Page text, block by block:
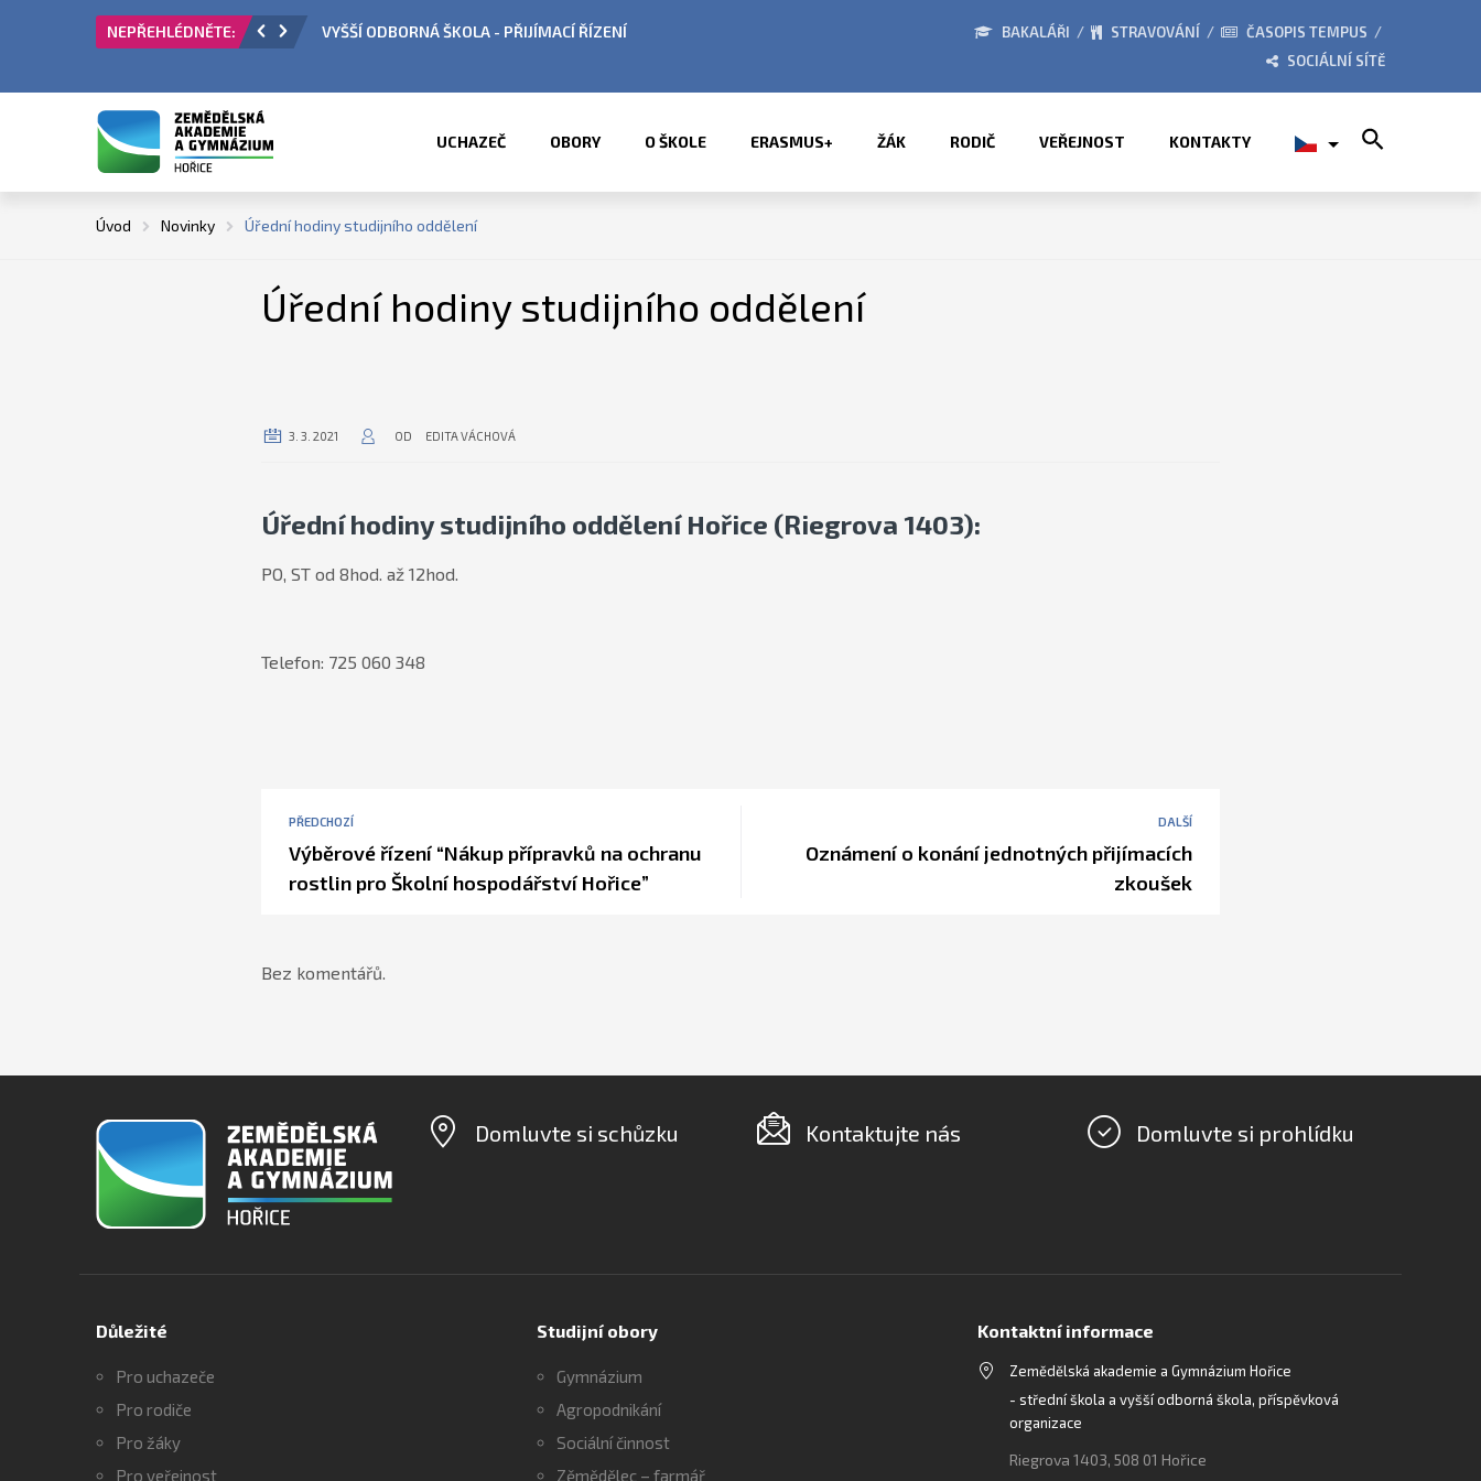
VYŠŠÍ ODBORNÁ ŠKOLA - PŘIJÍMACÍ ŘÍZENÍ ÚŘEDNÍ HODINY V OBDOBÍ LETNÍCH PRÁZDNIN PŘÍMĚSTSKÉ TÁBORY 2026
BAKALÁŘI STRAVOVÁNÍ
ČASOPIS TEMPUS
SOCIÁLNÍ SÍTĚ
UCHAZEČ OBORY O ŠKOLE ERASMUS+ ŽÁK RODIČ VEŘEJNOST KONTAKTY
Úvod Novinky Úřední hodiny studijního oddělení
Úřední hodiny studijního oddělení
3. 3. 2021 OD EDITA VÁCHOVÁ
Úřední hodiny studijního oddělení Hořice (Riegrova 1403):
PO, ST od 8hod. až 12hod.
Telefon: 725 060 348
PŘEDCHOZÍ
Výběrové řízení “Nákup přípravků na ochranu
rostlin pro Školní hospodářství Hořice”
DALŠÍ
Oznámení o konání jednotných přijímacích
zkoušek
Bez komentářů.
Domluvte si schůzku Kontaktujte nás Domluvte si prohlídku
Důležité
Pro uchazeče
Pro rodiče
Pro žáky
Pro veřejnost
Studijní obory
Gymnázium
Agropodnikání
Sociální činnost
Zěmědělec – farmář
Kontaktní informace
Zemědělská akademie a Gymnázium Hořice
- střední škola a vyšší odborná škola, příspěvková
organizace
Riegrova 1403, 508 01 Hořice